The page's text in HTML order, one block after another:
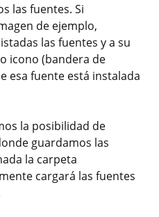
las fuentes. Si
de ejemplo,
las fuentes y a su
icono (bandera de
esa fuente está instalada
la posibilidad de
guardamos las
la carpeta
cargará las fuentes